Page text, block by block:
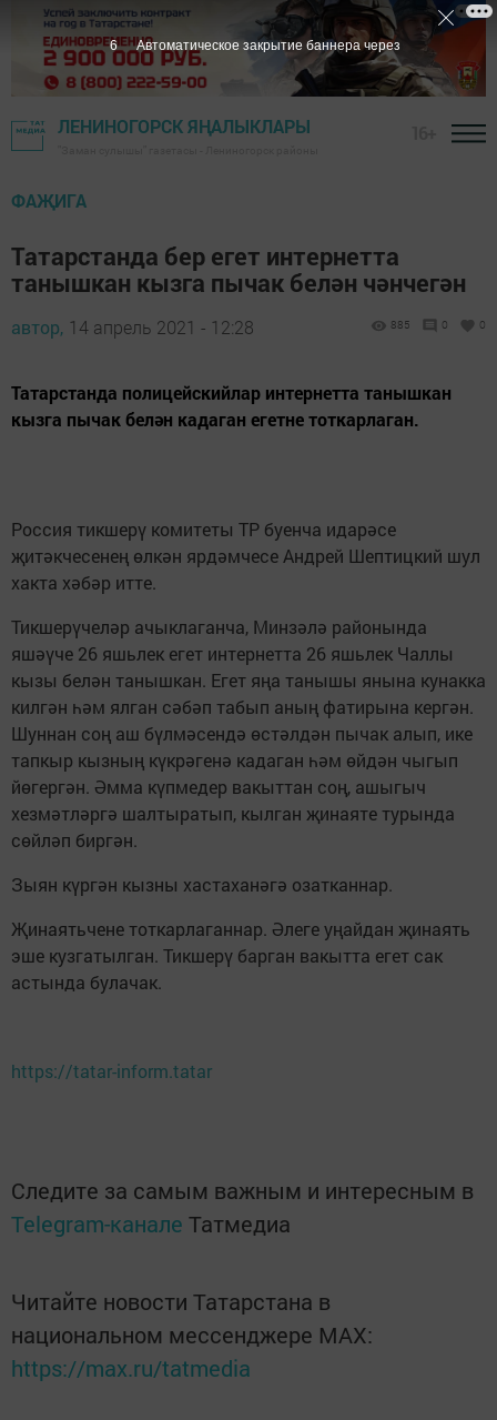
ЛЕНИНОГОРСК ЯҢАЛЫКЛАРЫ
ФАҖИГА
Татарстанда бер егет интернетта
танышкан кызга пычак белән чәнчегән
автор, 14 апрель 2021 - 12:28 885 0 0
Татарстанда полицейскийлар интернетта танышкан
кызга пычак белән кадаган егетне тоткарлаган.
Россия тикшерү комитеты ТР буенча идарәсе
җитәкчесенең өлкән ярдәмчесе Андрей Шептицкий шул
хакта хәбәр итте.
Тикшерүчеләр ачыклаганча, Минзәлә районында
яшәүче 26 яшьлек егет интернетта 26 яшьлек Чаллы
кызы белән танышкан. Егет яңа танышы янына кунакка
килгән һәм ялган сәбәп табып аның фатирына кергән.
Шуннан соң аш бүлмәсендә өстәлдән пычак алып, ике
тапкыр кызның күкрәгенә кадаган һәм өйдән чыгып
йөгергән. Әмма күпмедер вакыттан соң, ашыгыч
хезмәтләргә шалтыратып, кылган җинаяте турында
сөйләп биргән.
Зыян күргән кызны хастаханәгә озатканнар.
Җинаятьчене тоткарлаганнар. Әлеге уңайдан җинаять
эше кузгатылган. Тикшерү барган вакытта егет сак
астында булачак.
https://tatar-inform.tatar
Следите за самым важным и интересным в
Telegram-канале Татмедиа
Читайте новости Татарстана в
национальном мессенджере MАХ:
https://max.ru/tatmedia
5 Автоматическое закрытие баннера через